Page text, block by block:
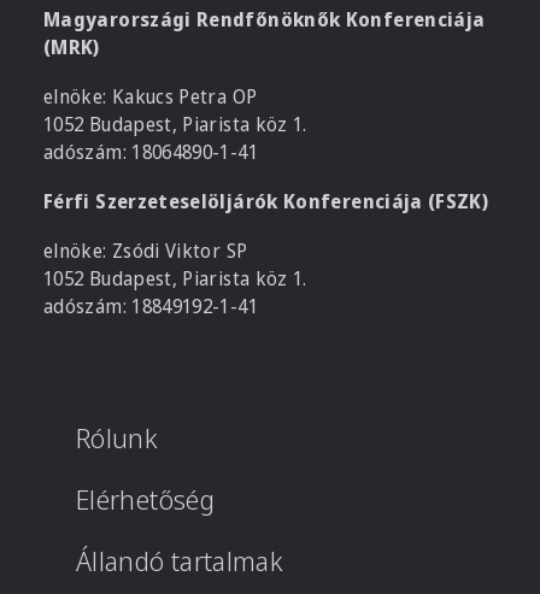
Magyarországi Rendfőnöknők Konferenciája
(MRK)
elnöke: Kakucs Petra OP
1052 Budapest, Piarista köz 1.
adószám: 18064890-1-41
Férfi Szerzeteselöljárók Konferenciája (FSZK)
elnöke: Zsódi Viktor SP
1052 Budapest, Piarista köz 1.
adószám: 18849192-1-41
Rólunk
Elérhetőség
Állandó tartalmak